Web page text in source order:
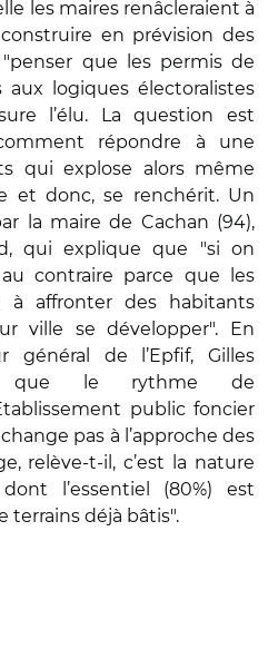
les maires renâcleraient à
en prévision des
que les permis de
logiques électoralistes
l’élu. La question est
répondre à une
qui explose alors même
et donc, se renchérit. Un
la maire de Cachan (94),
qui explique que "si on
contraire parce que les
à affronter des habitants
ville se développer". En
général de l’Epfif, Gilles
que le rythme de
public foncier
pas à l’approche des
relève-t-il, c’est la nature
l’essentiel (80%) est
terrains déjà bâtis".